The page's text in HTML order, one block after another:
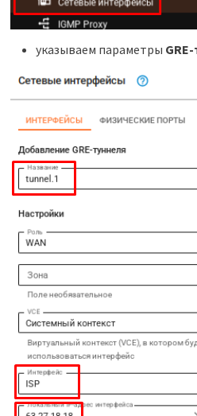
указываем параметры